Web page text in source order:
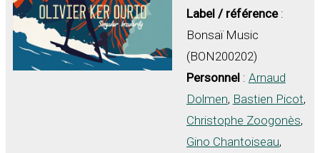
Label / référence:
Bonsaï Music
(BON200202)
Personnel : Arnaud
Dolmen, Bastien Picot,
Christophe Zoogonès,
Gino Chantoiseau,